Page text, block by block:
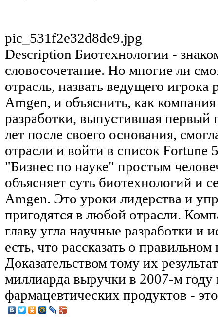
pic_531f2e32d8de9.jpg
Description Биотехнологии -
словосочетание. Но многие ли
отрасль, назвать ведущего
Amgen, и объяснить, как
разработки, выпустившая первый
лет после своего основания,
отрасли и войти в список Fortune
"Бизнес по науке" простым
объясняет суть биотехнологий и
Amgen. Это уроки лидерства и
пригодятся в любой отрасли.
главу угла научные разработки и
есть, что рассказать о
Доказательством тому их
миллиарда выручки в 2007-м
фармацевтических продуктов -